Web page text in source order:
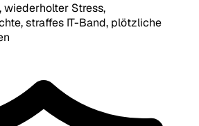
Stress,
straffes IT-Band, plötzliche